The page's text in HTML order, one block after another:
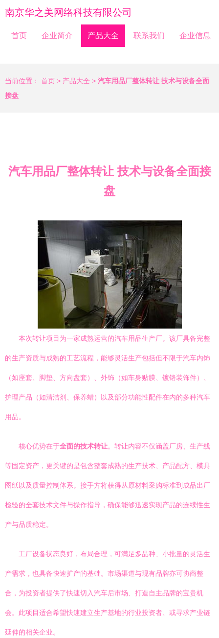
南京华之美网络科技有限公司
首页 企业简介 产品大全 联系我们 企业信息
当前位置： 首页 > 产品大全 > 汽车用品厂整体转让 技术与设备全面
接盘
汽车用品厂整体转让 技术与设备全面接
盘
本次转让项目为一家成熟运营的汽车用品生产厂。该厂具备完整
的生产资质与成熟的工艺流程，能够灵活生产包括但不限于汽车内饰
（如座套、脚垫、方向盘套）、外饰（如车身贴膜、镀铬装饰件）、
护理产品（如清洁剂、保养蜡）以及部分功能性配件在内的多种汽车
用品。
核心优势在于全面的技术转让。转让内容不仅涵盖厂房、生产线
等固定资产，更关键的是包含整套成熟的生产技术、产品配方、模具
图纸以及质量控制体系。接手方将获得从原材料采购标准到成品出厂
检验的全套技术文件与操作指导，确保能够迅速实现产品的连续性生
产与品质稳定。
工厂设备状态良好，布局合理，可满足多品种、小批量的灵活生
产需求，也具备快速扩产的基础。市场渠道与现有品牌亦可协商整
合，为投资者提供了快速切入汽车后市场、打造自主品牌的宝贵机
会。此项目适合希望快速建立生产基地的行业投资者、或寻求产业链
延伸的相关企业。